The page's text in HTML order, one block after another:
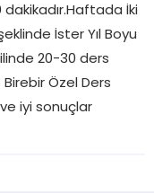
İki
İster Yıl Boyu
20-30 ders
Birebir Özel Ders
iyi sonuçlar